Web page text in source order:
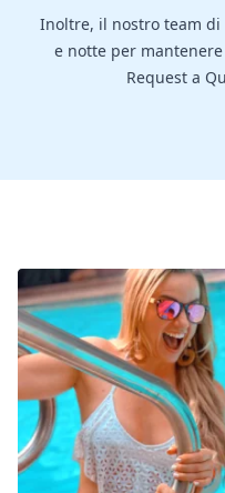
Inoltre, il nostro team
e notte per mantenere
Request a